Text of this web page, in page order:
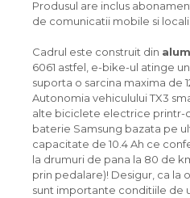
Produsul are inclus
de comunicatii mobile si
Cadrul este construit din
6061 astfel, e-bike-ul atinge
suporta o sarcina maxima de
Autonomia vehiculului TX3
alte biciclete electrice printr-
baterie Samsung bazata pe
capacitate de 10.4 Ah ce
la drumuri de pana la 80 de
prin pedalare)! Desigur, ca la
sunt importante conditiile de